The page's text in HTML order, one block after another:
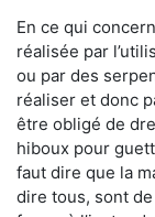
En ce qui
réalisée par
ou par des
réaliser et donc
être obligé de
hiboux pour
faut dire que la
dire tous, sont